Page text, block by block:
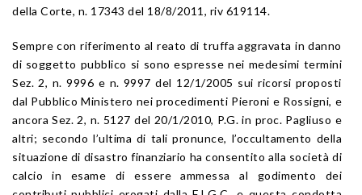
della Corte, n. 17343 del 18/8/2011, riv 619114.
Sempre con riferimento al reato di truffa aggravata in danno
di soggetto pubblico si sono espresse nei medesimi termini
Sez. 2, n. 9996 e n. 9997 del 12/1/2005 sui ricorsi proposti
dal Pubblico Ministero nei procedimenti Pieroni e Rossigni, e
ancora Sez. 2, n. 5127 del 20/1/2010, P.G. in proc. Pagliuso e
altri; secondo l’ultima di tali pronunce, l’occultamento della
situazione di disastro finanziario ha consentito alla società di
calcio in esame di essere ammessa al godimento dei